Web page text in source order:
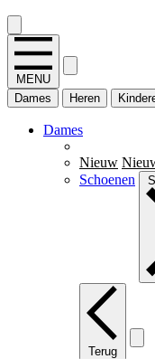
MENU
Dames
Heren
Dames
Nieuw
Schoenen
Terug